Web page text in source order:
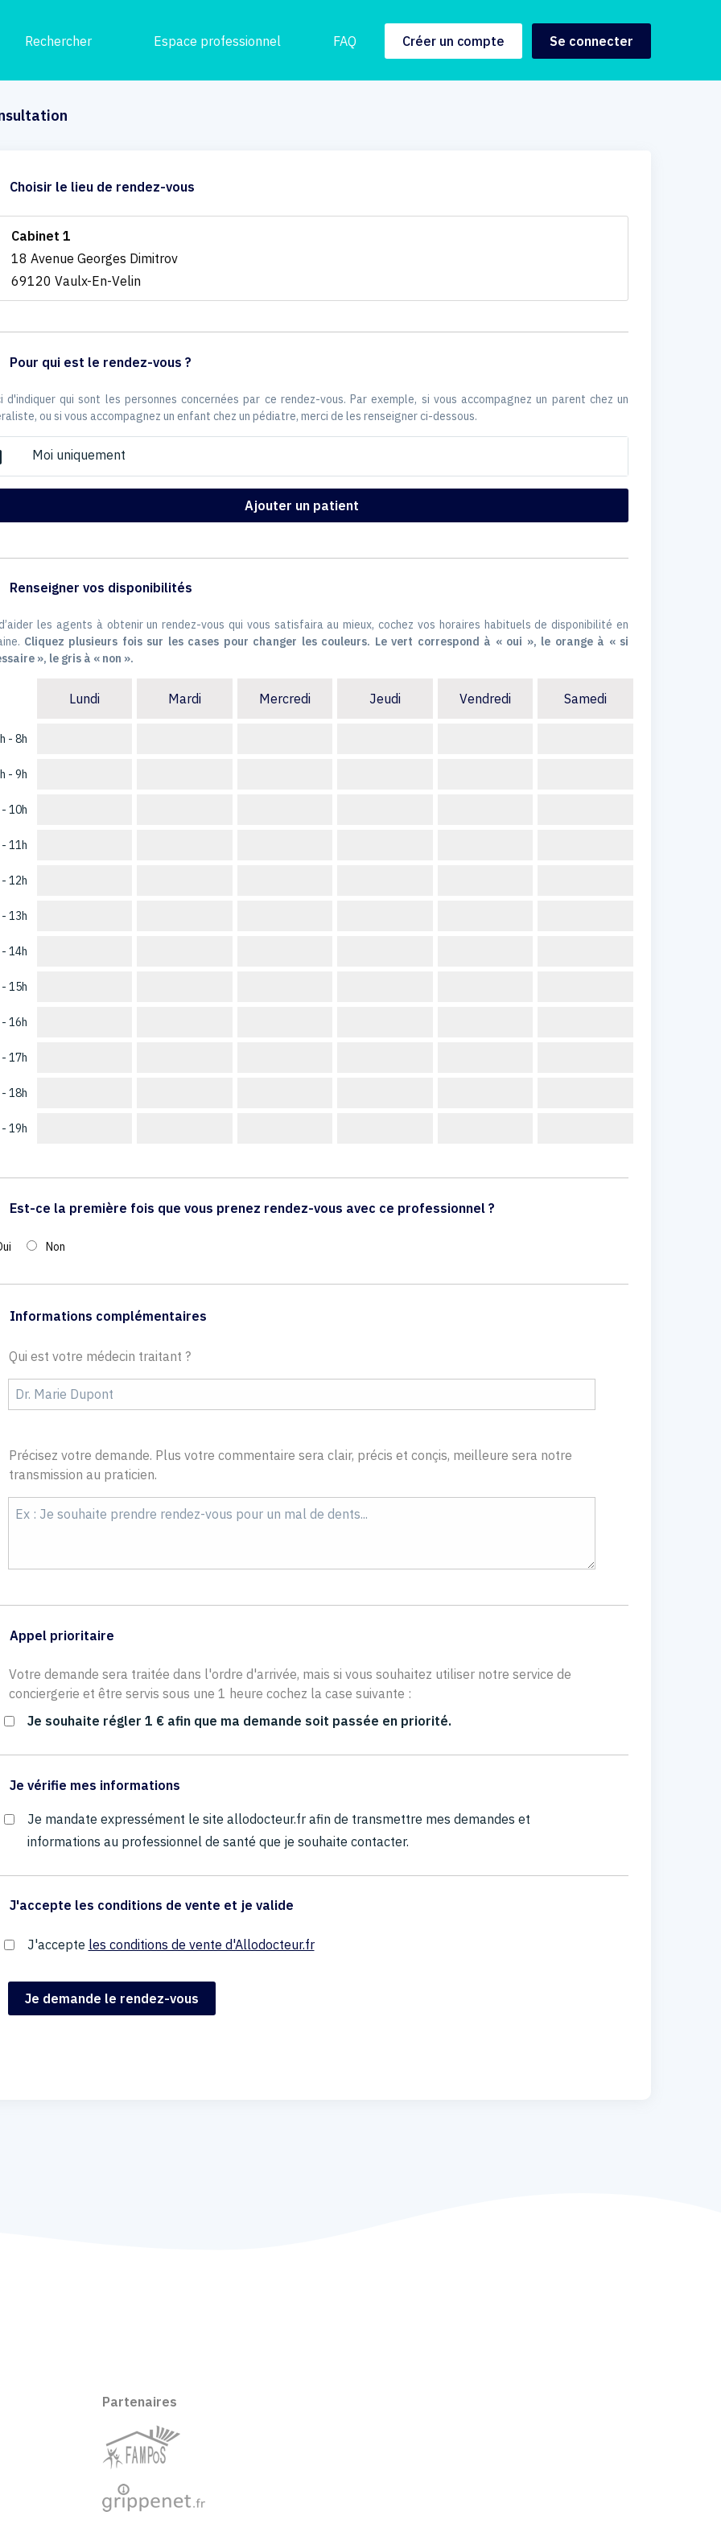
Rechercher Espace professionnel FAQ Créer un compte Se connecter
Choisir le lieu de rendez-vous
Cabinet 1
18 Avenue Georges Dimitrov
69120 Vaulx-En-Velin
Pour qui est le rendez-vous ?
d'indiquer qui sont les personnes concernées par ce rendez-vous. Par exemple, si vous accompagnez un parent chez un
ou si vous accompagnez un enfant chez un pédiatre, merci de les renseigner ci-dessous.
Moi uniquement
Ajouter un patient
Renseigner vos disponibilités
les agents à obtenir un rendez-vous qui vous satisfaira au mieux, cochez vos horaires habituels de disponibilité en
Cliquez plusieurs fois sur les cases pour changer les couleurs. Le vert correspond à « oui », le orange à « si
», le gris à « non ».
- 8h
- 9h
10h
11h
12h
13h
14h
15h
16h
17h
18h
19h
Lundi Mardi Mercredi Jeudi Vendredi Samedi
Est-ce la première fois que vous prenez rendez-vous avec ce professionnel ?
Non
Informations complémentaires
Qui est votre médecin traitant ?
Précisez votre demande. Plus votre commentaire sera clair, précis et conçis, meilleure sera notre
transmission au praticien.
Appel prioritaire
Votre demande sera traitée dans l'ordre d'arrivée, mais si vous souhaitez utiliser notre service de
conciergerie et être servis sous une 1 heure cochez la case suivante :
Je souhaite régler 1 € afin que ma demande soit passée en priorité.
Je vérifie mes informations
Je mandate expressément le site allodocteur.fr afin de transmettre mes demandes et
informations au professionnel de santé que je souhaite contacter.
J'accepte les conditions de vente et je valide
J'accepte les conditions de vente d'Allodocteur.fr
Partenaires